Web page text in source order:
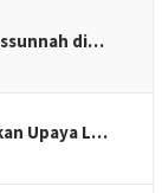
di…
Upaya L…